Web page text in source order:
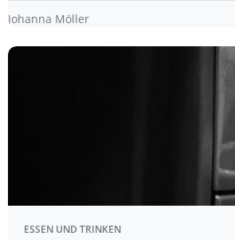
Johanna Möller
ESSEN UND TRINKEN